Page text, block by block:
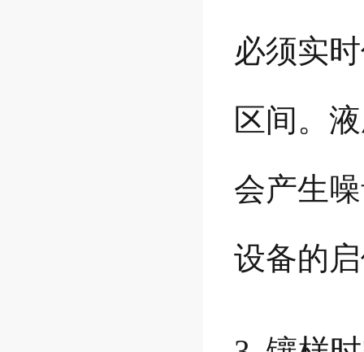
必须实
区间。
会产生
设备的